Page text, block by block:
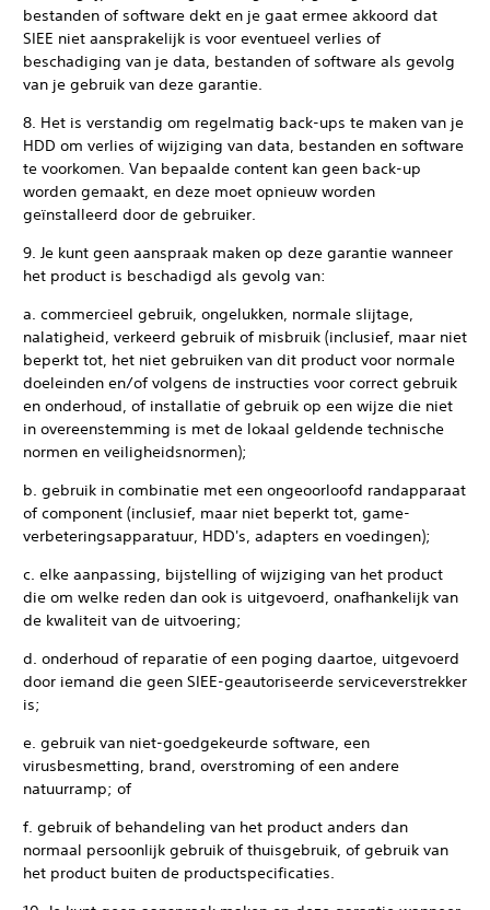
bestanden of software dekt en je gaat ermee akkoord dat
SIEE niet aansprakelijk is voor eventueel verlies of
beschadiging van je data, bestanden of software als gevolg
van je gebruik van deze garantie.
8. Het is verstandig om regelmatig back-ups te maken van je
HDD om verlies of wijziging van data, bestanden en software
te voorkomen. Van bepaalde content kan geen back-up
worden gemaakt, en deze moet opnieuw worden
geïnstalleerd door de gebruiker.
9. Je kunt geen aanspraak maken op deze garantie wanneer
het product is beschadigd als gevolg van:
a. commercieel gebruik, ongelukken, normale slijtage,
nalatigheid, verkeerd gebruik of misbruik (inclusief, maar niet
beperkt tot, het niet gebruiken van dit product voor normale
doeleinden en/of volgens de instructies voor correct gebruik
en onderhoud, of installatie of gebruik op een wijze die niet
in overeenstemming is met de lokaal geldende technische
normen en veiligheidsnormen);
b. gebruik in combinatie met een ongeoorloofd randapparaat
of component (inclusief, maar niet beperkt tot, game-
verbeteringsapparatuur, HDD's, adapters en voedingen);
c. elke aanpassing, bijstelling of wijziging van het product
die om welke reden dan ook is uitgevoerd, onafhankelijk van
de kwaliteit van de uitvoering;
d. onderhoud of reparatie of een poging daartoe, uitgevoerd
door iemand die geen SIEE-geautoriseerde serviceverstrekker
is;
e. gebruik van niet-goedgekeurde software, een
virusbesmetting, brand, overstroming of een andere
natuurramp; of
f. gebruik of behandeling van het product anders dan
normaal persoonlijk gebruik of thuisgebruik, of gebruik van
het product buiten de productspecificaties.